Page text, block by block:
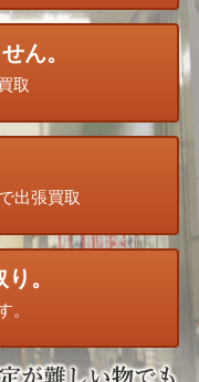
ん。
取
出張買取
。
。